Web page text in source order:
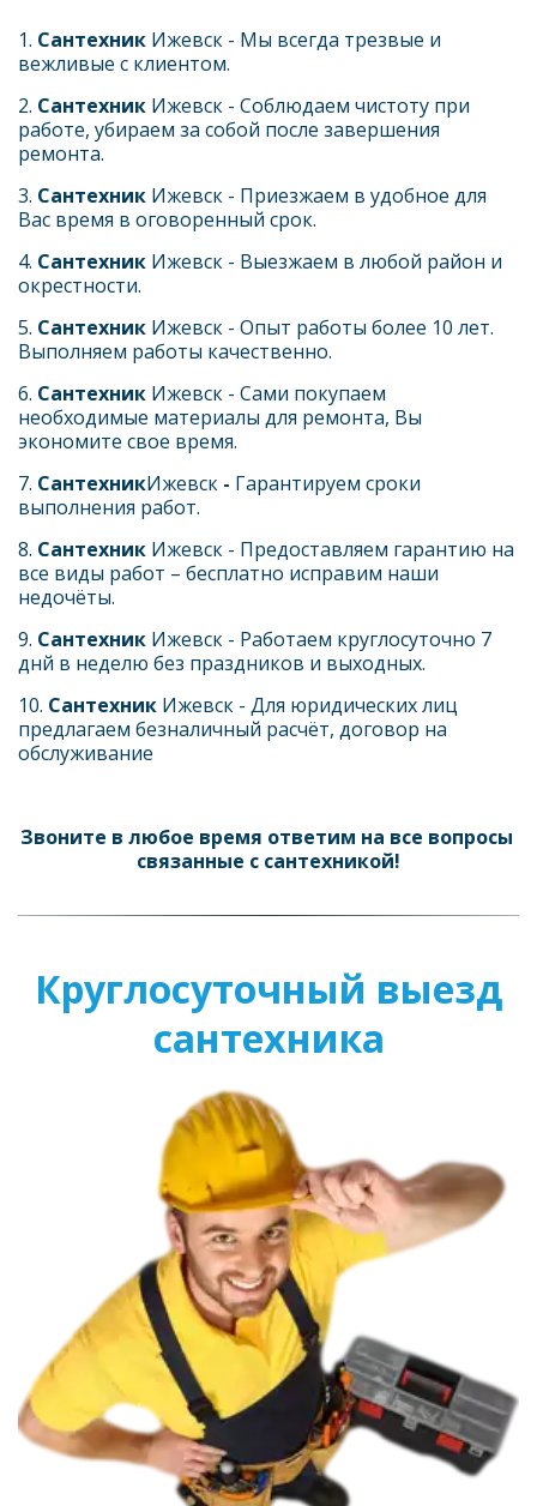
1. Сантехник Ижевск - Мы всегда трезвые и
вежливые с клиентом.
2. Сантехник Ижевск - Соблюдаем чистоту при
работе, убираем за собой после завершения
ремонта.
3. Сантехник Ижевск - Приезжаем в удобное для
Вас время в оговоренный срок.
4. Сантехник Ижевск - Выезжаем в любой район и
окрестности.
5. Сантехник Ижевск - Опыт работы более 10 лет.
Выполняем работы качественно.
6. Сантехник Ижевск - Сами покупаем
необходимые материалы для ремонта, Вы
экономите свое время.
7. СантехникИжевск - Гарантируем сроки
выполнения работ.
8. Сантехник Ижевск - Предоставляем гарантию на
все виды работ – бесплатно исправим наши
недочёты.
9. Сантехник Ижевск - Работаем круглосуточно 7
днй в неделю без праздников и выходных.
10. Сантехник Ижевск - Для юридических лиц
предлагаем безналичный расчёт, договор на
обслуживание
Звоните в любое время ответим на все вопросы
связанные с сантехникой!
Круглосуточный выезд
сантехника